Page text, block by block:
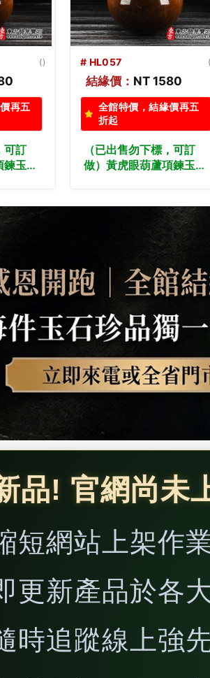
()
再五
可訂
玉珮
，
各種
項
石保
# HL056
結緣價： NT 980
全館特價，結緣價再五
折起
（已出售勿下標，可訂
做）黃虎眼葫蘆項鍊玉珮
墜）。黃虎眼葫蘆，
HL056。客製化訂做各種
黃虎眼葫蘆吊墜玉珮項
鍊。★附東方翡翠寶石保
證卡
品! 官網尚未
短網站上架作
更新產品於各
時追蹤線上強